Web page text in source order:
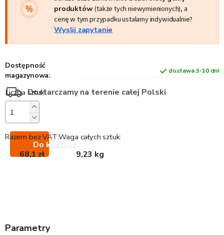
produktów(także tych niewymienionych), a
cenę w tym przypadku ustalamy indywidualnie?
Wyslij zapytanie
Dostępność
magazynowa:
dostawa 3-10 dni
Dostarczamy na terenie całej Polski
Do koszyka
Waga całych sztuk:
9,23 kg
Razem bez VAT:
68,1 zł
Parametry